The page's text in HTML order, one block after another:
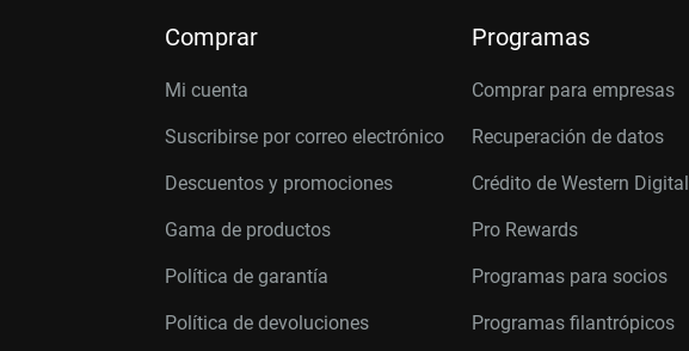
Comprar
Mi cuenta
Suscribirse por correo electrónico
Descuentos y promociones
Gama de productos
Política de garantía
Política de devoluciones
Programas
Comprar para empresas
Recuperación de datos
Crédito de Western Digital
Pro Rewards
Programas para socios
Programas filantrópicos